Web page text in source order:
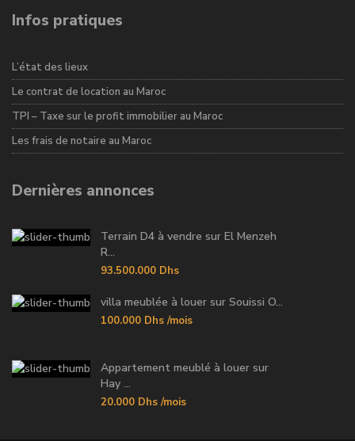
Infos pratiques
L’état des lieux
Le contrat de location au Maroc
TPI – Taxe sur le profit immobilier au Maroc
Les frais de notaire au Maroc
Dernières annonces
Terrain D4 à vendre sur El Menzeh
R...
93.500.000 Dhs
villa meublée à louer sur Souissi O...
100.000 Dhs /mois
Appartement meublé à louer sur
Hay ...
20.000 Dhs /mois